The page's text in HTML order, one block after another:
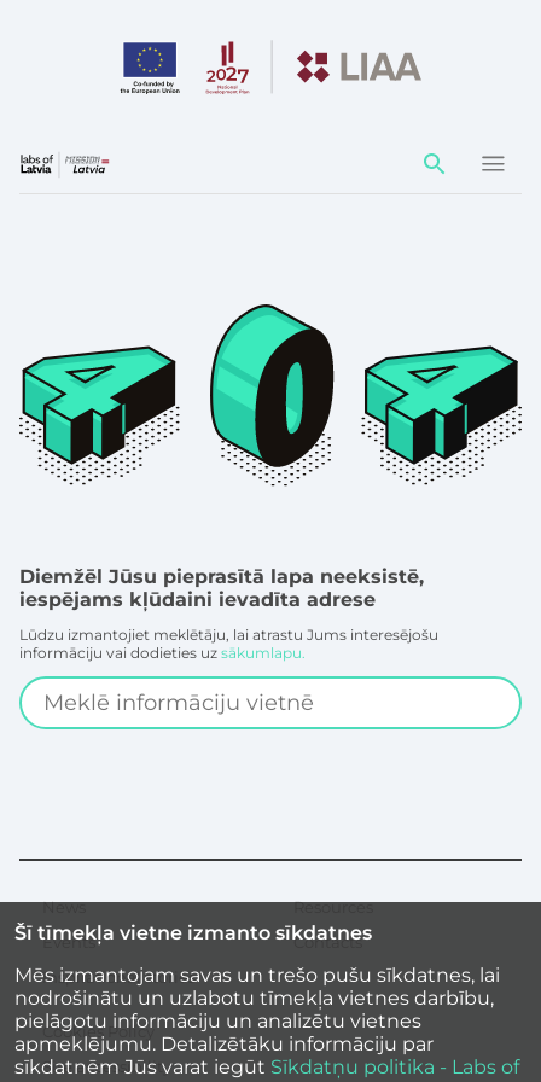
Action
element
Diemžēl Jūsu pieprasītā lapa neeksistē,
iespējams kļūdaini ievadīta adrese
Lūdzu izmantojiet meklētāju, lai atrastu Jums interesējošu
informāciju vai dodieties uz sākumlapu.
Search
Šī tīmekļa vietne izmanto sīkdatnes
Mēs izmantojam savas un trešo pušu sīkdatnes, lai
nodrošinātu un uzlabotu tīmekļa vietnes darbību,
pielāgotu informāciju un analizētu vietnes
apmeklējumu. Detalizētāku informāciju par
sīkdatnēm Jūs varat iegūt Sīkdatņu politika - Labs of
Secondary
menu
News
Events
Inspirational stories
Resources
Contacts
Cookies Policy
Site accessibility